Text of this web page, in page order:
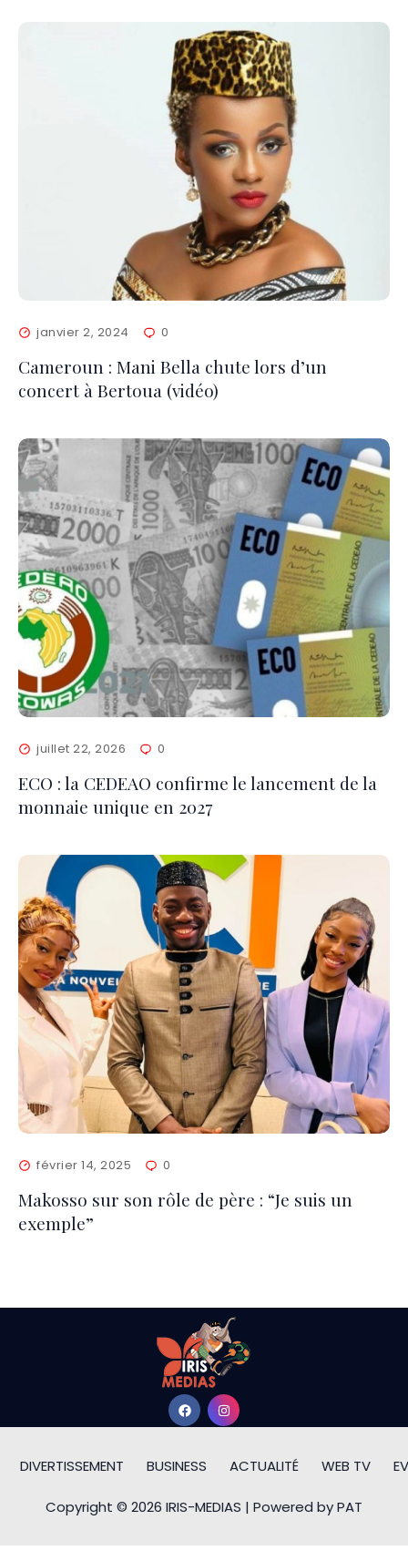
janvier 2, 2024 0
Cameroun : Mani Bella chute lors d’un
concert à Bertoua (vidéo)
juillet 22, 2026 0
ECO : la CEDEAO confirme le lancement de la
monnaie unique en 2027
février 14, 2025 0
Makosso sur son rôle de père : “Je suis un
exemple”
DIVERTISSEMENT BUSINESS ACTUALITÉ WEB TV
Copyright © 2026 IRIS-MEDIAS | Powered by PAT